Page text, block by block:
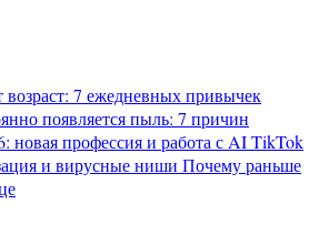
7 ежедневных привычек
появляется пыль: 7 причин
новая профессия и работа с AITikTok
и вирусные ниши Почему раньше